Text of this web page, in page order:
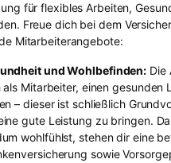
für flexibles Arbeiten,
Freue dich bei dem
Mitarbeiterangebote:
und Wohlbefinden: Die
als Mitarbeiter, einen gesunden
– dieser ist schließlich
gute Leistung zu bringen.
wohlfühlst, stehen dir eine
sowie